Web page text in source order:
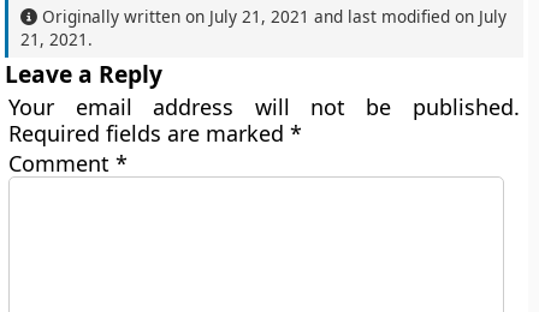
Originally written on July 21, 2021 and last modified on July
21, 2021 .
Leave a Reply
Your email address will not be published.
Required fields are marked*
Comment*